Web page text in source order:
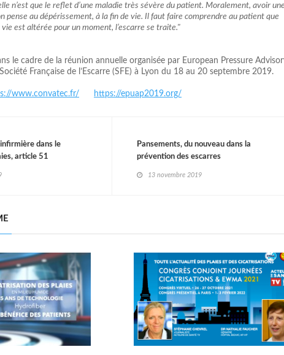
n’est que le reflet d’une maladie très sévère du patient. Moralement, avoir une
pense au dépérissement, à la fin de vie. Il faut faire comprendre au patient que
est altérée pour un moment, l’escarre se traite."
le cadre de la réunion annuelle organisée par European Pressure
Française de l’Escarre (SFE) à Lyon du 18 au 20 septembre 2019.
www.convatec.fr/ https://epuap2019.org/
Pansements, du nouveau dans la
prévention des escarres
13 novembre 2019
dans le
article 51